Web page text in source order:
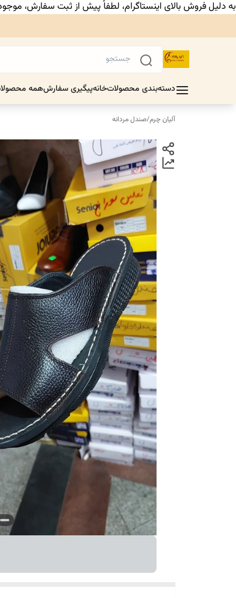
به دلیل فروش بالای اینستاگرام، لطفاً پیش از ثبت سفارش،
دسته‌بندی محصولاتخانهپیگیری سفارشهمه
آلیان چرم/صندل مردانه